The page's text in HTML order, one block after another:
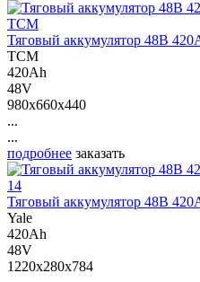
Тяговый аккумулятор 48В
ТСМ
420Ah
48V
980x660x440
...
...
подробнее заказать
Тяговый аккумулятор 48В
Yale
420Ah
48V
1220x280x784